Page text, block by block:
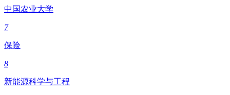
中国农业大学
7
保险
8
新能源科学与工程